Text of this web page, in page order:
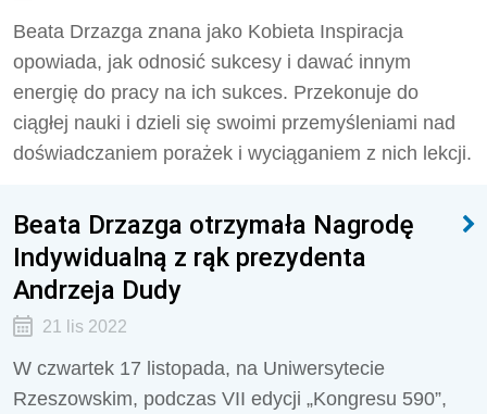
Beata Drzazga znana jako Kobieta Inspiracja
opowiada, jak odnosić sukcesy i dawać innym
energię do pracy na ich sukces. Przekonuje do
ciągłej nauki i dzieli się swoimi przemyśleniami nad
doświadczaniem porażek i wyciąganiem z nich lekcji.
Beata Drzazga otrzymała Nagrodę
Indywidualną z rąk prezydenta
Andrzeja Dudy
21 lis 2022
W czwartek 17 listopada, na Uniwersytecie
Rzeszowskim, podczas VII edycji „Kongresu 590”,